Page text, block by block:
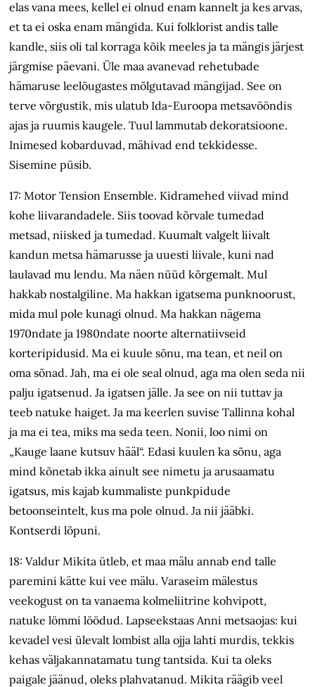
elas vana mees, kellel ei olnud enam kannelt ja kes arvas,
et ta ei oska enam mängida. Kui folklorist andis talle
kandle, siis oli tal korraga kõik meeles ja ta mängis järjest
järgmise päevani. Üle maa avanevad rehetubade
hämaruse leelõugastes mõlgutavad mängijad. See on
terve võrgustik, mis ulatub Ida-Euroopa metsavööndis
ajas ja ruumis kaugele. Tuul lammutab dekoratsioone.
Inimesed kobarduvad, mähivad end tekkidesse.
Sisemine püsib.
17: Motor Tension Ensemble. Kidramehed viivad mind
kohe liivarandadele. Siis toovad kõrvale tumedad
metsad, niisked ja tumedad. Kuumalt valgelt liivalt
kandun metsa hämarusse ja uuesti liivale, kuni nad
laulavad mu lendu. Ma näen nüüd kõrgemalt. Mul
hakkab nostalgiline. Ma hakkan igatsema punknoorust,
mida mul pole kunagi olnud. Ma hakkan nägema
1970ndate ja 1980ndate noorte alternatiivseid
korteripidusid. Ma ei kuule sõnu, ma tean, et neil on
oma sõnad. Jah, ma ei ole seal olnud, aga ma olen seda nii
palju igatsenud. Ja igatsen jälle. Ja see on nii tuttav ja
teeb natuke haiget. Ja ma keerlen suvise Tallinna kohal
ja ma ei tea, miks ma seda teen. Nonii, loo nimi on
„Kauge laane kutsuv hääl“. Edasi kuulen ka sõnu, aga
mind kõnetab ikka ainult see nimetu ja arusaamatu
igatsus, mis kajab kummaliste punkpidude
betoonseintelt, kus ma pole olnud. Ja nii jääbki.
Kontserdi lõpuni.
18: Valdur Mikita ütleb, et maa mälu annab end talle
paremini kätte kui vee mälu. Varaseim mälestus
veekogust on ta vanaema kolmeliitrine kohvipott,
natuke lömmi löödud. Lapseekstaas Anni metsaojas: kui
kevadel vesi ülevalt lombist alla ojja lahti murdis, tekkis
kehas väljakannatamatu tung tantsida. Kui ta oleks
paigale jäänud, oleks plahvatanud. Mikita räägib veel